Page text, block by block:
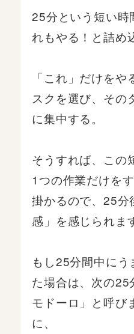
25分という短い時
れもやる！と詰め
「これ」だけを
スクを選び、その
に集中する。
そうすれば、この
1つの作業だけを
掛かるので、25分
感」を感じられま
もし25分間中に
た場合は、次の25
モドーロ」と呼び
に、